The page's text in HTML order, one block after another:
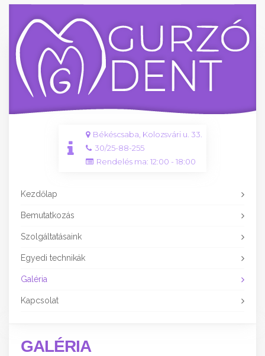
Békéscsaba, Kolozsvári u. 33.
30/25-88-255
Rendelés ma: 12:00 - 18:00
Kezdőlap
Bemutatkozás
Szolgáltatásaink
Egyedi technikák
Galéria
Kapcsolat
GALÉRIA